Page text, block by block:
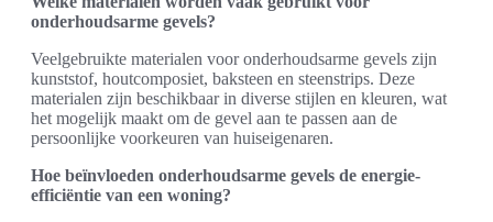
onderhoudsarme gevels?
Veelgebruikte materialen voor onderhoudsarme gevels zijn
kunststof, houtcomposiet, baksteen en steenstrips. Deze
materialen zijn beschikbaar in diverse stijlen en kleuren, wat
het mogelijk maakt om de gevel aan te passen aan de
persoonlijke voorkeuren van huiseigenaren.
Hoe beïnvloeden onderhoudsarme gevels de energie-
efficiëntie van een woning?